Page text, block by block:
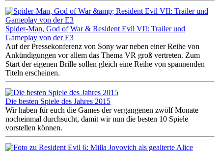
Spider-Man, God of War & Resident Evil VII: Trailer und
Gameplay von der E3
Auf der Pressekonferenz von Sony war neben einer Reihe von
Ankündigungen vor allem das Thema VR groß vertreten. Zum
Start der eigenen Brille sollen gleich eine Reihe von spannenden
Titeln erscheinen.
Die besten Spiele des Jahres 2015
Wir haben für euch die Games der vergangenen zwölf Monate
nocheinmal durchsucht, damit wir nun die besten 10 Spiele
vorstellen können.